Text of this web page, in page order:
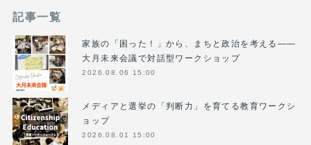
記事一覧
家族の「困った！」から、まちと政治を考える――
大月未来会議で対話型ワークショップ
2026.08.06 15:00
メディアと選挙の「判断力」を育てる教育ワークシ
ョップ
2026.08.01 15:00